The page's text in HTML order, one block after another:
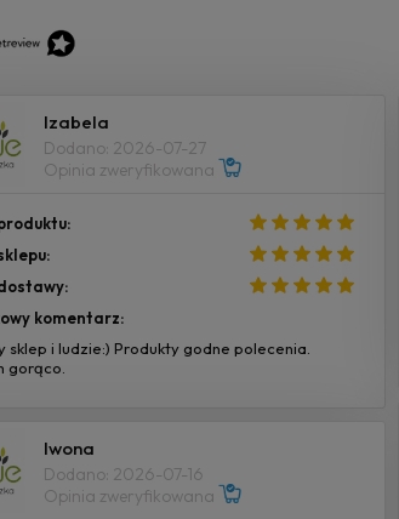
Izabela
Dodano: 2026-07-27
Opinia zweryfikowana
komentarz:
sklep i ludzie:) Produkty godne polecenia.
gorąco.
Iwona
Dodano: 2026-07-16
Opinia zweryfikowana